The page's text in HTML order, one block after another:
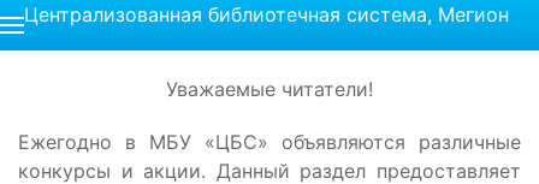
Централизованная библиотечная система, Мегион
Уважаемые читатели!
Ежегодно в МБУ «ЦБС» объявляются различные
конкурсы и акции. Данный раздел предоставляет